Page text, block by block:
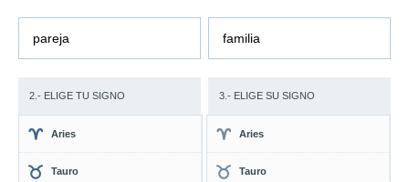
pareja familia
2.- ELIGE TU SIGNO 3.- ELIGE SU SIGNO
Aries
Tauro
Aries
Tauro